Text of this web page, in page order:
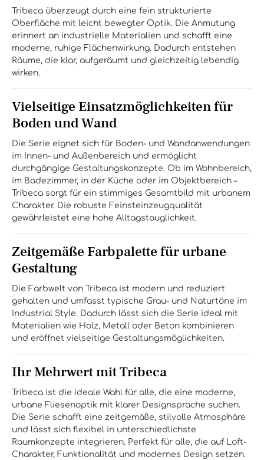
Tribeca überzeugt durch eine fein strukturierte
Oberfläche mit leicht bewegter Optik. Die Anmutung
erinnert an industrielle Materialien und schafft eine
moderne, ruhige Flächenwirkung. Dadurch entstehen
Räume, die klar, aufgeräumt und gleichzeitig lebendig
wirken.
Vielseitige Einsatzmöglichkeiten für
Boden und Wand
Die Serie eignet sich für Boden- und Wandanwendungen
im Innen- und Außenbereich und ermöglicht
durchgängige Gestaltungskonzepte. Ob im Wohnbereich,
im Badezimmer, in der Küche oder im Objektbereich –
Tribeca sorgt für ein stimmiges Gesamtbild mit urbanem
Charakter. Die robuste Feinsteinzeugqualität
gewährleistet eine hohe Alltagstauglichkeit.
Zeitgemäße Farbpalette für urbane
Gestaltung
Die Farbwelt von Tribeca ist modern und reduziert
gehalten und umfasst typische Grau- und Naturtöne im
Industrial Style. Dadurch lässt sich die Serie ideal mit
Materialien wie Holz, Metall oder Beton kombinieren
und eröffnet vielseitige Gestaltungsmöglichkeiten.
Ihr Mehrwert mit Tribeca
Tribeca ist die ideale Wahl für alle, die eine moderne,
urbane Fliesenoptik mit klarer Designsprache suchen.
Die Serie schafft eine zeitgemäße, stilvolle Atmosphäre
und lässt sich flexibel in unterschiedlichste
Raumkonzepte integrieren. Perfekt für alle, die auf Loft-
Charakter, Funktionalität und modernes Design setzen.